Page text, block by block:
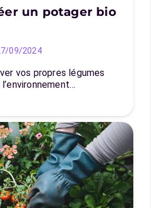
un potager bio
09/2024
vos propres légumes